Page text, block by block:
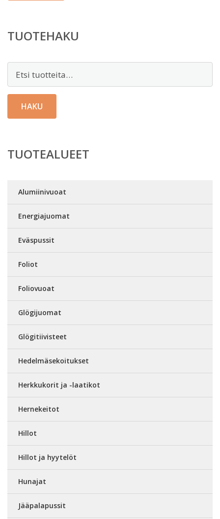
TUOTEHAKU
HAKU
TUOTEALUEET
Alumiinivuoat
Energiajuomat
Eväspussit
Foliot
Foliovuoat
Glögijuomat
Glögitiivisteet
Hedelmäsekoitukset
Herkkukorit ja -laatikot
Hernekeitot
Hillot
Hillot ja hyytelöt
Hunajat
Jääpalapussit